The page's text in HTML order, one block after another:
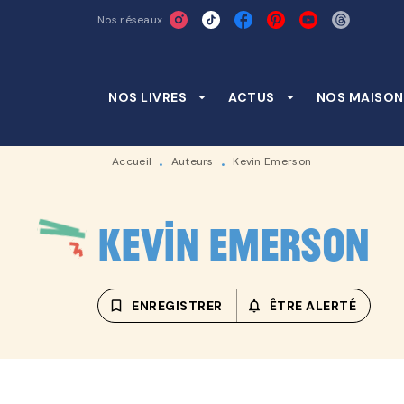
RECHERCHE CONTENU
Nos réseaux
NOS LIVRES arrow_drop_down ACTUS arrow_drop_down NOS
Accueil • Auteurs • Kevin Emerson
Kevin Emerson
bookmark_border ENREGISTRER notifications_none_outlined
ÊTRE ALERTÉ